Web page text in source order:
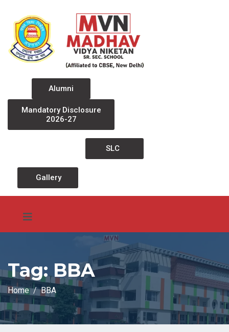
Mandatory Disclosure
2026-27
Alumni
Gallery
SLC
Tag:BBA
Home BBA